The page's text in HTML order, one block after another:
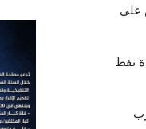
المعروض على
نفط